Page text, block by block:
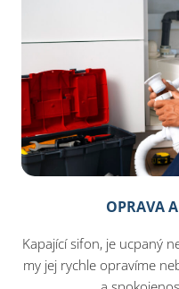
OPRAVA
Kapající sifon, je ucpaný
my jej rychle opravíme